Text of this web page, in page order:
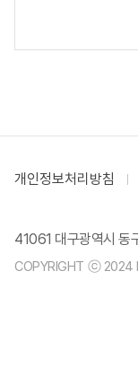
개인정보처리방침
41061 대구광역시 동
COPYRIGHT ⓒ 2024